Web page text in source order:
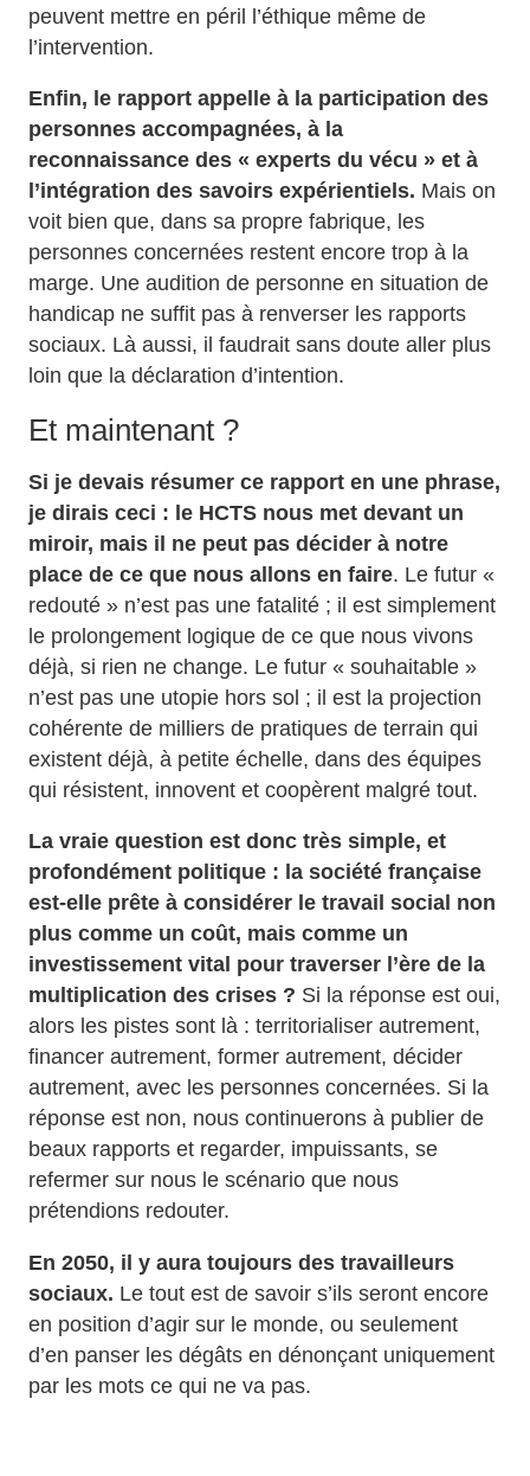
peuvent mettre en péril l’éthique même de
l’intervention.
Enfin, le rapport appelle à la participation des
personnes accompagnées, à la
reconnaissance des « experts du vécu » et à
l’intégration des savoirs expérientiels. Mais on
voit bien que, dans sa propre fabrique, les
personnes concernées restent encore trop à la
marge. Une audition de personne en situation de
handicap ne suffit pas à renverser les rapports
sociaux. Là aussi, il faudrait sans doute aller plus
loin que la déclaration d’intention.
Et maintenant ?
Si je devais résumer ce rapport en une phrase,
je dirais ceci : le HCTS nous met devant un
miroir, mais il ne peut pas décider à notre
place de ce que nous allons en faire. Le futur «
redouté » n’est pas une fatalité ; il est simplement
le prolongement logique de ce que nous vivons
déjà, si rien ne change. Le futur « souhaitable »
n’est pas une utopie hors sol ; il est la projection
cohérente de milliers de pratiques de terrain qui
existent déjà, à petite échelle, dans des équipes
qui résistent, innovent et coopèrent malgré tout.
La vraie question est donc très simple, et
profondément politique : la société française
est‑elle prête à considérer le travail social non
plus comme un coût, mais comme un
investissement vital pour traverser l’ère de la
multiplication des crises ? Si la réponse est oui,
alors les pistes sont là : territorialiser autrement,
financer autrement, former autrement, décider
autrement, avec les personnes concernées. Si la
réponse est non, nous continuerons à publier de
beaux rapports et regarder, impuissants, se
refermer sur nous le scénario que nous
prétendions redouter.
En 2050, il y aura toujours des travailleurs
sociaux. Le tout est de savoir s’ils seront encore
en position d’agir sur le monde, ou seulement
d’en panser les dégâts en dénonçant uniquement
par les mots ce qui ne va pas.